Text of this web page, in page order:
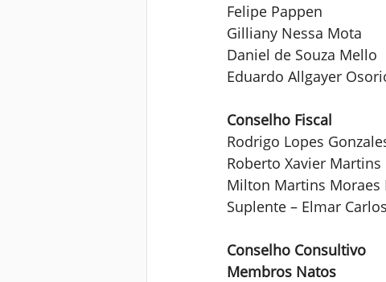
Felipe Pappen
Gilliany Nessa Mota
Daniel de Souza Mello
Eduardo Allgayer
Conselho Fiscal
Rodrigo Lopes
Roberto Xavier Martins
Milton Martins Moraes
Suplente – Elmar
Conselho Consultivo
Membros Natos